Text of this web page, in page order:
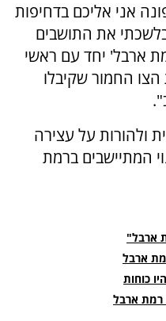
אני אליכם בדחיפות
את התושבים
ארבל' יחד עם ראשי
החמור שקיבלו
ולהורות על עצירה
המתיישבים ברמת
ארבל"
ארבל
כוחות
ארבל